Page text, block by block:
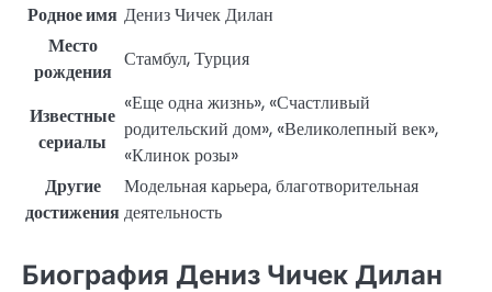
Родное имя Дениз Чичек Дилан
Место
рождения
Стамбул, Турция
Известные
сериалы
«Еще одна жизнь», «Счастливый
родительский дом», «Великолепный век»,
«Клинок розы»
Другие
достижения
Модельная карьера, благотворительная
деятельность
Биография Дениз Чичек Дилан